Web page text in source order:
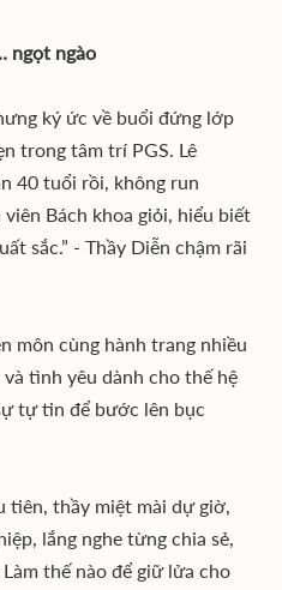
ngọt ngào
ký ức về buổi đứng lớp
trong tâm trí PGS. Lê
40 tuổi rồi, không run
Bách khoa giỏi, hiểu biết
sắc.” - Thầy Diễn chậm rãi
môn cùng hành trang nhiều
tình yêu dành cho thế hệ
tự tin để bước lên bục
tiên, thầy miệt mài dự giờ,
lắng nghe từng chia sẻ,
thế nào để giữ lửa cho